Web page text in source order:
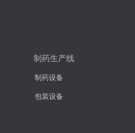
制药生产线
制药设备
包装设备